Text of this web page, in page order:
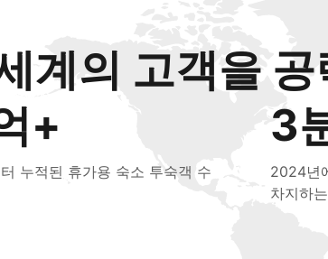
계의 고객을
+
누적된 휴가용 숙소 투숙객 수
3
2024년
차지하